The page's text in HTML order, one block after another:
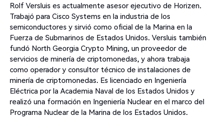
Rolf Versluis es actualmente asesor ejecutivo de Horizen.
Trabajó para Cisco Systems en la industria de los
semiconductores y sirvió como oficial de la Marina en la
Fuerza de Submarinos de Estados Unidos. Versluis también
fundó North Georgia Crypto Mining, un proveedor de
servicios de minería de criptomonedas, y ahora trabaja
como operador y consultor técnico de instalaciones de
minería de criptomonedas. Es licenciado en Ingeniería
Eléctrica por la Academia Naval de los Estados Unidos y
realizó una formación en Ingeniería Nuclear en el marco del
Programa Nuclear de la Marina de los Estados Unidos.